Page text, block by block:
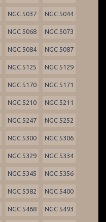
NGC 5037 NGC 5044
NGC 5068 NGC 5073
NGC 5084 NGC 5087
NGC 5125 NGC 5129
NGC 5170 NGC 5171
NGC 5210 NGC 5211
NGC 5247 NGC 5252
NGC 5300 NGC 5306
NGC 5329 NGC 5334
NGC 5345 NGC 5356
NGC 5382 NGC 5400
NGC 5468 NGC 5493